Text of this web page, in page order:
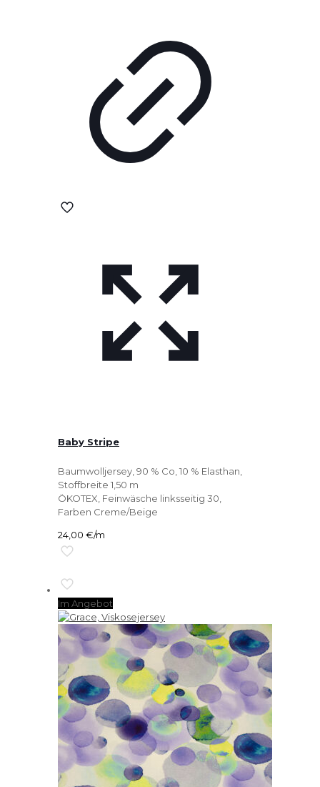
Baby Stripe
Baumwolljersey, 90 % Co, 10 % Elasthan,
Stoffbreite 1,50 m
ÖKOTEX, Feinwäsche linksseitig 30,
Farben Creme/Beige
24,00 €/m
Im Angebot